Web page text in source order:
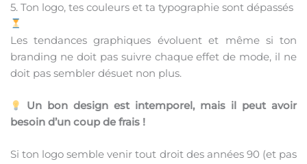
5. Ton logo, tes couleurs et ta typographie sont dépassés
Les tendances graphiques évoluent et même si ton
branding ne doit pas suivre chaque effet de mode, il ne
doit pas sembler désuet non plus.
Un bon design est intemporel, mais il peut avoir
besoin d’un coup de frais !
Si ton logo semble venir tout droit des années 90 (et pas